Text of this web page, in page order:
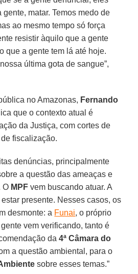
matar. Temos medo de
ao mesmo tempo só força
resistir àquilo que a gente
que a gente tem lá até hoje.
última gota de sangue”,
no Amazonas, Fernando
que o contexto atual é
da Justiça, com cortes de
fiscalização.
denúncias, principalmente
a questão das ameaças e
O MPF vem buscando atuar. A
presente. Nesses casos, os
desmonte: a Funai, o próprio
gente vem verificando, tanto é
da4ª Câmara do
a questão ambiental, para o
sobre esses temas.”